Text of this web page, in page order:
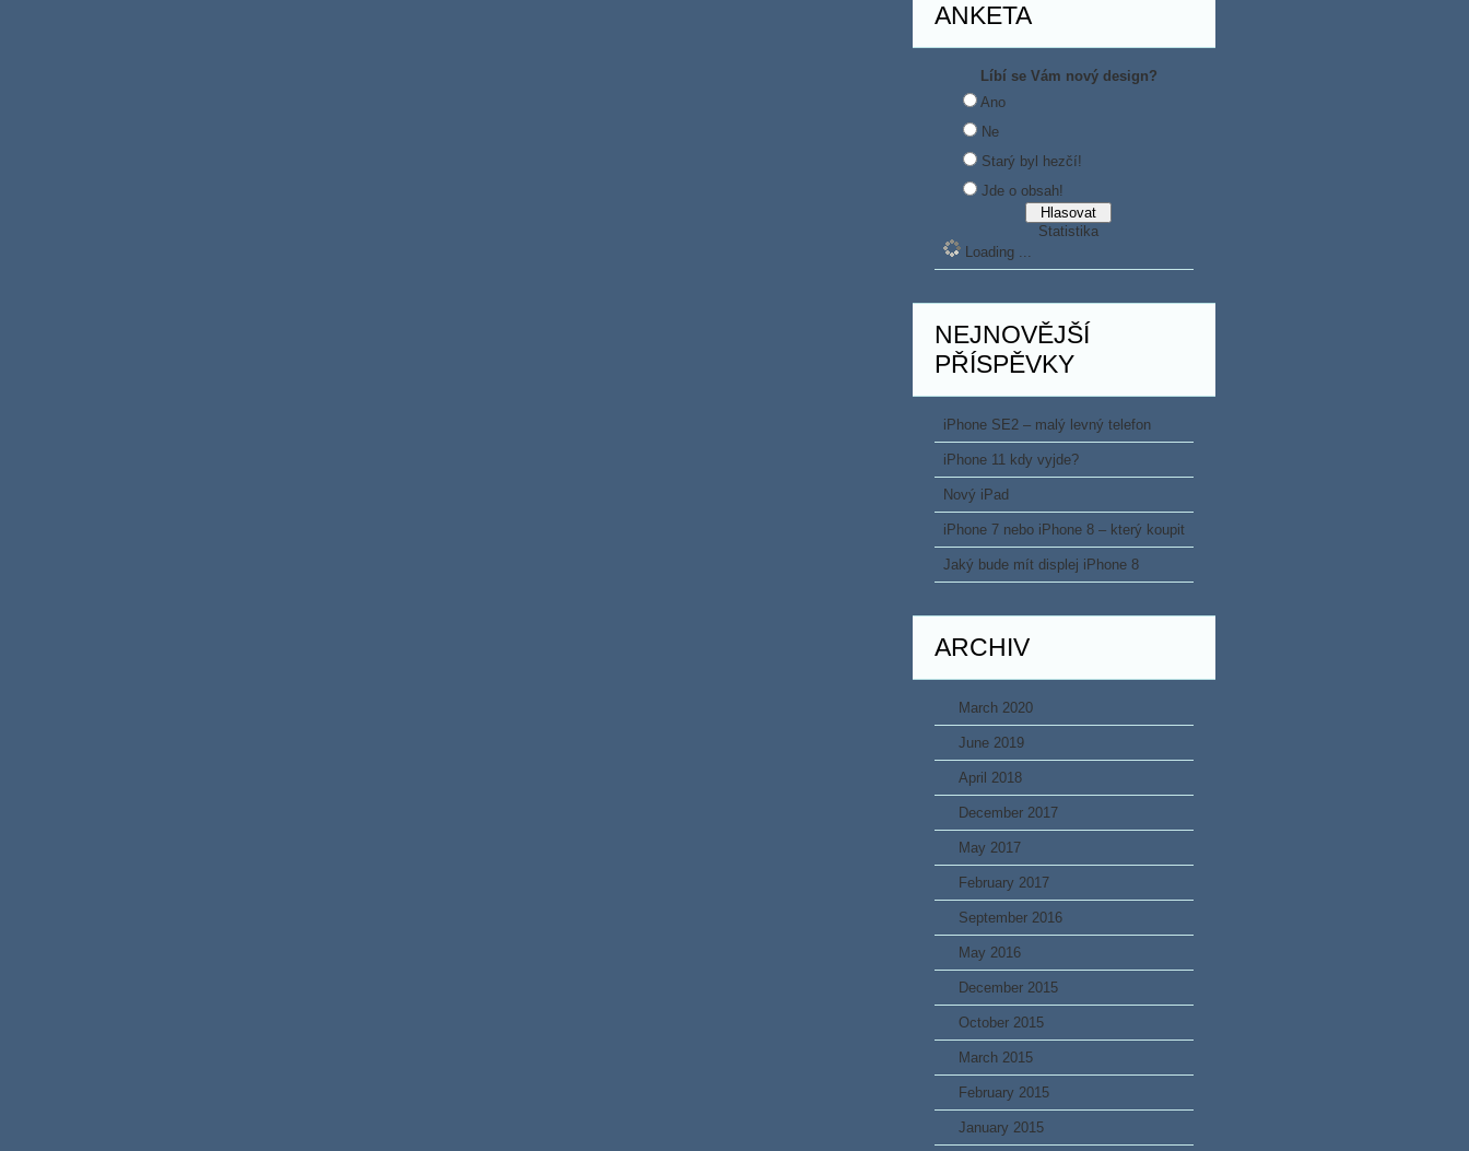
ANKETA
Líbí se Vám nový design?
Ano
Ne
Starý byl hezčí!
Jde o obsah!
Statistika
Loading ...
NEJNOVĚJŠÍ
PŘÍSPĚVKY
iPhone SE2 – malý levný telefon
iPhone 11 kdy vyjde?
Nový iPad
iPhone 7 nebo iPhone 8 – který koupit
Jaký bude mít displej iPhone 8
ARCHIV
March 2020
June 2019
April 2018
December 2017
May 2017
February 2017
September 2016
May 2016
December 2015
October 2015
March 2015
February 2015
January 2015